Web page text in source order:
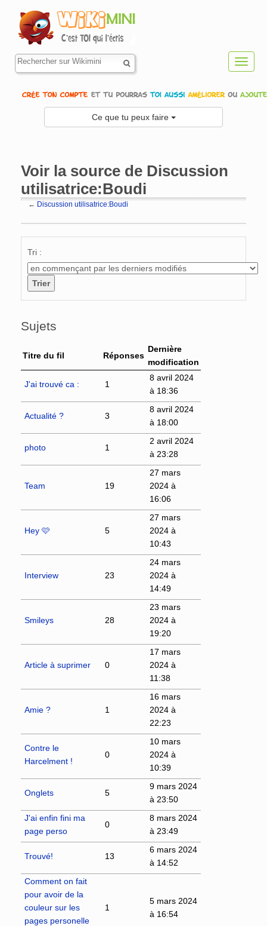
Ce que tu peux faire
Voir la source de Discussion
utilisatrice:Boudi
← Discussion utilisatrice:Boudi
Tri :
Sujets
Titre du fil Réponses
Dernière
modification
J'ai trouvé ca : 1
8 avril 2024
à 18:36
Actualité ? 3
8 avril 2024
à 18:00
photo 1
2 avril 2024
à 23:28
Team 19
27 mars
2024 à
16:06
Hey 🩷 5
27 mars
2024 à
10:43
Interview 23
24 mars
2024 à
14:49
Smileys 28
23 mars
2024 à
19:20
Article à suprimer 0
17 mars
2024 à
11:38
Amie ? 1
16 mars
2024 à
22:23
Contre le
Harcelment !
0
10 mars
2024 à
10:39
Onglets 5
9 mars 2024
à 23:50
J'ai enfin fini ma
page perso
0
8 mars 2024
à 23:49
Trouvé! 13
6 mars 2024
à 14:52
Comment on fait
pour avoir de la
couleur sur les
pages personelle
1
5 mars 2024
à 16:54